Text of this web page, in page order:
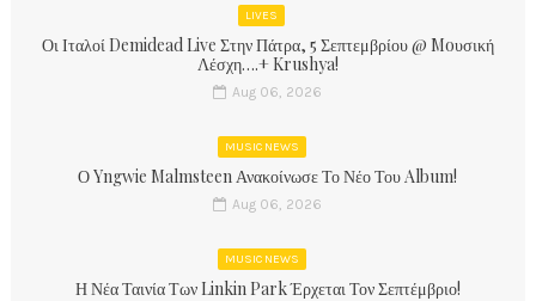
LIVES
Οι Ιταλοί Demidead Live Στην Πάτρα, 5 Σεπτεμβρίου @ Moυσική
Λέσχη….+ Krushya!
Aug 06, 2026
MUSIC NEWS
Ο Yngwie Malmsteen Ανακοίνωσε Το Νέο Του Album!
Aug 06, 2026
MUSIC NEWS
Η Νέα Ταινία Των Linkin Park Έρχεται Τον Σεπτέμβριο!